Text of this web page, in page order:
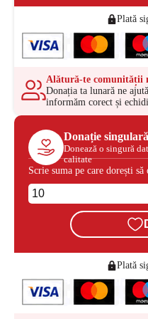
Plată
Alătură-te comunității
Donația ta lunară ne
informăm corect și
Donație singulară
Donează o singură
calitate
Scrie suma pe care dorești să
Plată